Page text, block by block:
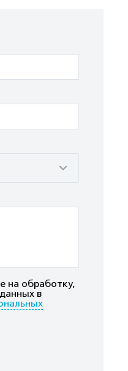
на обработку,
в